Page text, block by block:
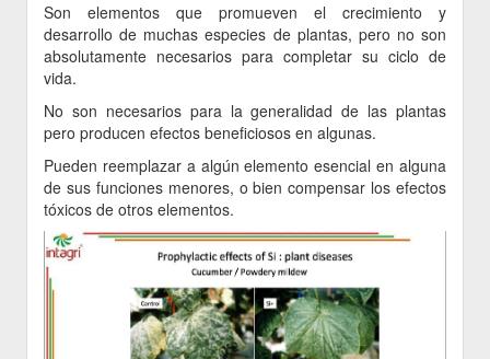
Son elementos que promueven el crecimiento y
desarrollo de muchas especies de plantas, pero no son
absolutamente necesarios para completar su ciclo de
vida.
No son necesarios para la generalidad de las plantas
pero producen efectos beneficiosos en algunas.
Pueden reemplazar a algún elemento esencial en alguna
de sus funciones menores, o bien compensar los efectos
tóxicos de otros elementos.